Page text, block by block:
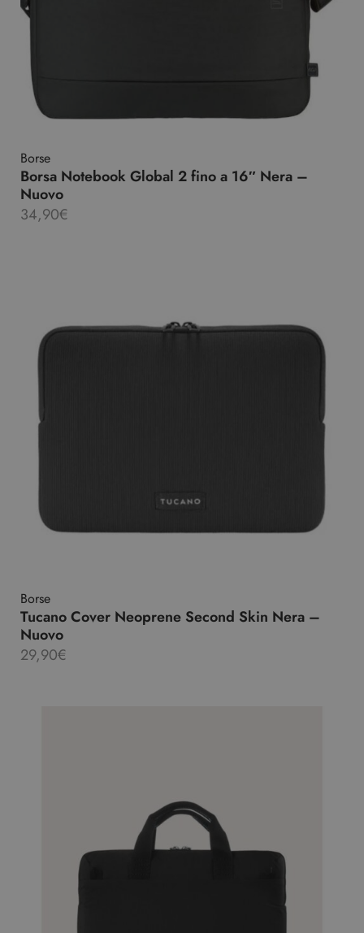
Borse
Borsa Notebook Global 2 fino a 16″ Nera –
Nuovo
34,90€
Borse
Tucano Cover Neoprene Second Skin Nera –
Nuovo
29,90€